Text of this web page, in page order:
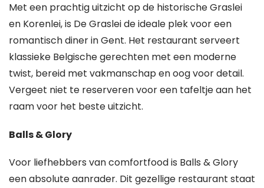
Met een prachtig uitzicht op de historische Graslei
en Korenlei, is De Graslei de ideale plek voor een
romantisch diner in Gent. Het restaurant serveert
klassieke Belgische gerechten met een moderne
twist, bereid met vakmanschap en oog voor detail.
Vergeet niet te reserveren voor een tafeltje aan het
raam voor het beste uitzicht.
Balls & Glory
Voor liefhebbers van comfortfood is Balls & Glory
een absolute aanrader. Dit gezellige restaurant staat